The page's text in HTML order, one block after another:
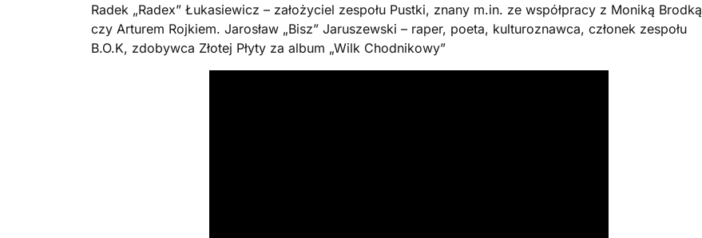
Radek „Radex” Łukasiewicz – założyciel zespołu Pustki, znany m.in. ze współpracy z Moniką Brodką
czy Arturem Rojkiem. Jarosław „Bisz” Jaruszewski – raper, poeta, kulturoznawca, członek zespołu
B.O.K, zdobywca Złotej Płyty za album „Wilk Chodnikowy”